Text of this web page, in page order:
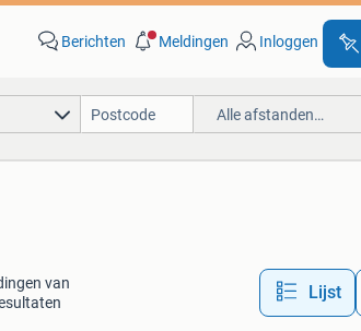
Berichten Meldingen Inloggen
Alle afstanden…
van
Lijst